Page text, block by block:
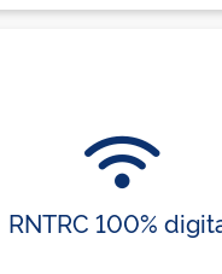
RNTRC 100%